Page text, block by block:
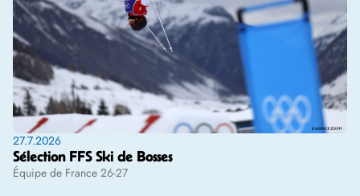
27.7.2026
Sélection FFS Ski de Bosses
Équipe de France 26-27